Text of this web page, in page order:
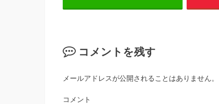
コメントを残す
メールアドレスが公開されることはありません。
コメント